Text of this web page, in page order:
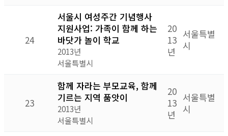
24
서울시 여성주간 기념행사
지원사업: 가족이 함께 하는
바닷가 놀이 학교
2013년
서울특별시
20
13
년
서울특별
시
23
함께 자라는 부모교육, 함께
기르는 지역 품앗이
2013년
서울특별시
20
13
년
서울특별
시